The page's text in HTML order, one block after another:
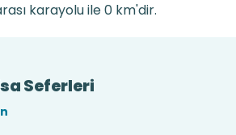
karayolu ile 0 km'dir.
Seferleri